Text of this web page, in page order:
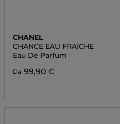
CHANEL
CHANCE EAU FRAÎCHE
Eau De Parfum
Da 99,90 €